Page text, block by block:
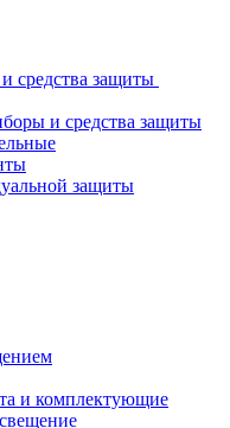
средства защиты
и средства защиты
защиты
и комплектующие